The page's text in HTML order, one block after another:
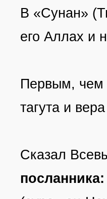
В «Сунан»
его Аллах и
Первым, чем
тагута и
Сказал